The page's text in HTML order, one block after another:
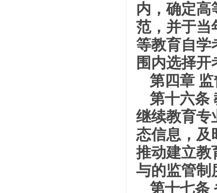
内，确定高
范，并于当
等教育自学
围内选择开
第四章
第十六条
继续教育专
态信息，及
推动建立教
与的监管制
第十七条